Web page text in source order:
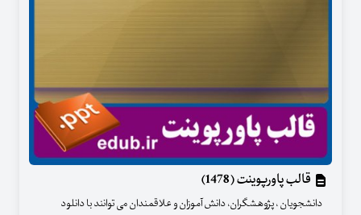
قالب پاورپوینت (1478)
دانشجویان ، پژوهشگران، دانش آموزان و علاقمندان می توانند با دانلود